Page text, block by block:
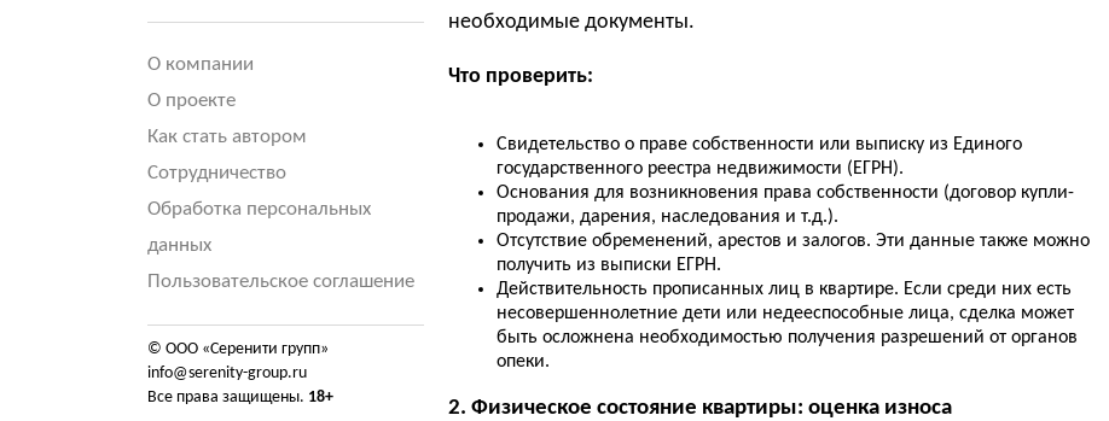
О компании
О проекте
Как стать автором
Сотрудничество
Обработка персональных
данных
Пользовательское соглашение
© ООО «Серенити групп»
info@serenity-group.ru
Все права защищены. 18+
необходимые документы.
Что проверить:
Свидетельство о праве собственности или выписку из Единого
государственного реестра недвижимости (ЕГРН).
Основания для возникновения права собственности (договор купли-
продажи, дарения, наследования и т.д.).
Отсутствие обременений, арестов и залогов. Эти данные также можно
получить из выписки ЕГРН.
Действительность прописанных лиц в квартире. Если среди них есть
несовершеннолетние дети или недееспособные лица, сделка может
быть осложнена необходимостью получения разрешений от органов
опеки.
2. Физическое состояние квартиры: оценка износа